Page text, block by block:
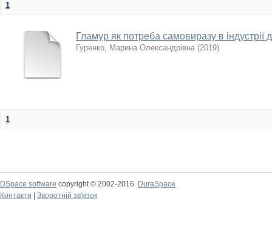
1
Гламур як потреба самовиразу в індустрії
Гуренко, Марина Олександрівна (2019)
1
DSpace software copyright © 2002-2016
DuraSpace
Контакти
Зворотній зв'язок